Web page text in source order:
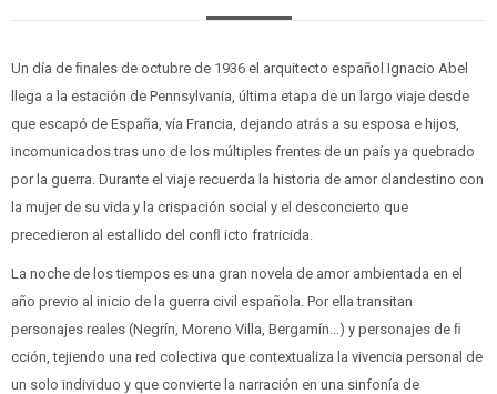
Un día de ﬁnales de octubre de 1936 el arquitecto español Ignacio Abel
llega a la estación de Pennsylvania, última etapa de un largo viaje desde
que escapó de España, vía Francia, dejando atrás a su esposa e hijos,
incomunicados tras uno de los múltiples frentes de un país ya quebrado
por la guerra. Durante el viaje recuerda la historia de amor clandestino con
la mujer de su vida y la crispación social y el desconcierto que
precedieron al estallido del conﬂ icto fratricida.
La noche de los tiempos es una gran novela de amor ambientada en el
año previo al inicio de la guerra civil española. Por ella transitan
personajes reales (Negrín, Moreno Villa, Bergamín...) y personajes de ﬁ
cción, tejiendo una red colectiva que contextualiza la vivencia personal de
un solo individuo y que convierte la narración en una sinfonía de